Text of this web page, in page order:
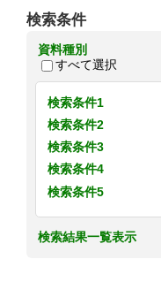
検索条件
資料種別
すべて選択
検索条件1
検索条件2
検索条件3
検索条件4
検索条件5
検索結果一覧表示